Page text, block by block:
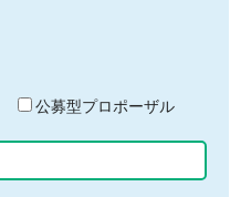
公募型プロポーザル